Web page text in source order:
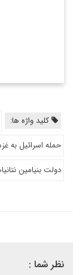
کلید واژه ها:
حمله اسرائیل به
دولت بنیامین
نظر شما :